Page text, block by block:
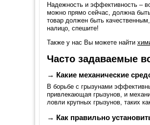
Надежность и эффективность –
можно прямо сейчас, должна быть
товар должен быть
налицо, спешите!
Также у нас Вы можете найти
Часто задаваемые
→ Какие механические
В борьбе с грызунами
привлекающая грызунов, и
ловли крупных грызунов, таких
→ Как правильно